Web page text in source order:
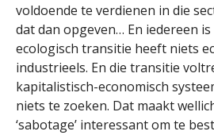
voldoende te verdienen in die
dat dan opgeven… En iedereen
ecologisch transitie heeft niets
industrieels. En die transitie
kapitalistisch-economisch
niets te zoeken. Dat maakt
‘sabotage’ interessant om te